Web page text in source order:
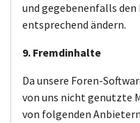
und gegebenenfalls
entsprechend ändern.
9. Fremdinhalte
Da unsere Foren-
von uns nicht genutzte
von folgenden